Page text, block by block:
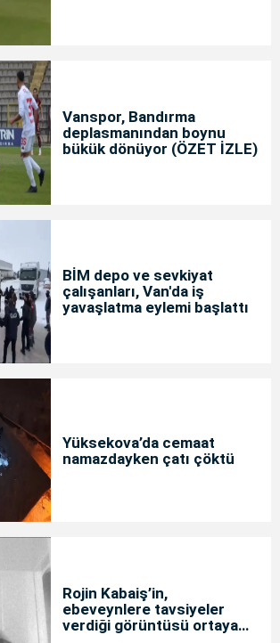
Vanspor, Bandırma
deplasmanından boynu
bükük dönüyor (ÖZET İZLE)
BİM depo ve sevkiyat
çalışanları, Van'da iş
yavaşlatma eylemi başlattı
Yüksekova’da cemaat
namazdayken çatı çöktü
Rojin Kabaiş’in,
ebeveynlere tavsiyeler
verdiği görüntüsü ortaya